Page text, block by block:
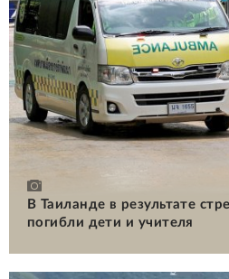
В Таиланде в результате
погибли дети и учителя